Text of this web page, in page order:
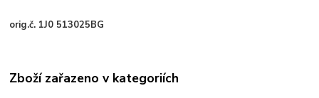
orig.č. 1J0 513025BG
Zboží zařazeno v kategoriích